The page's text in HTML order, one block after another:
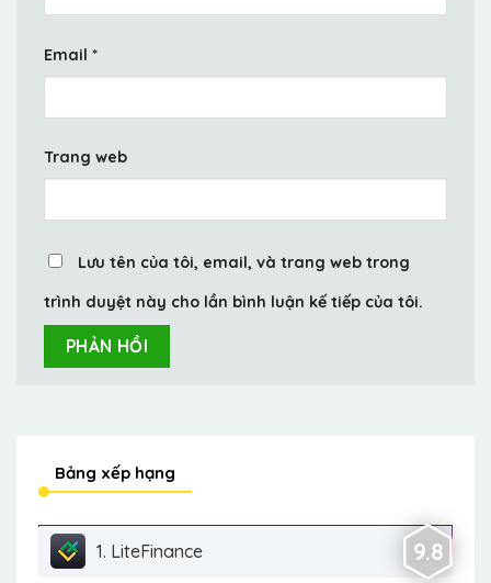
Email *
Trang web
Lưu tên của tôi, email, và trang web trong
trình duyệt này cho lần bình luận kế tiếp của tôi.
Bảng xếp hạng
1. LiteFinance 9.8